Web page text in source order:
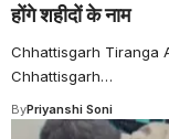
होंगे शहीदों के नाम
Chhattisgarh Tiranga
Chhattisgarh…
ByPriyanshi Soni